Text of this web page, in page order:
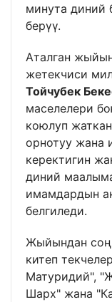
минута диний
берүү.
Аталган
жетекчиси
Тойчубек
маселелери
коюлуп
орнотуу жана
керектигин
диний
имамдардын
белгиледи.
Жыйындан
китеп
Матуридий",
Шарх" жана